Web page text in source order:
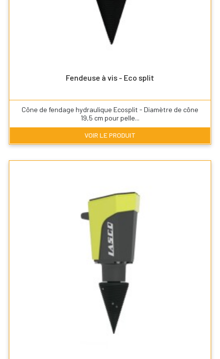
Fendeuse à vis - Eco split
Cône de fendage hydraulique Ecosplit - Diamètre de cône
19,5 cm pour pelle...
VOIR LE PRODUIT